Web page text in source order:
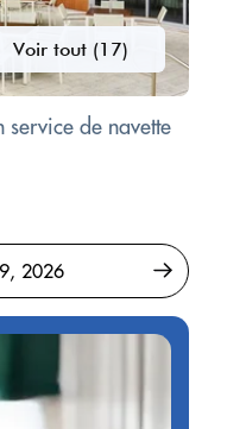
Voir tout (17)
service de navette